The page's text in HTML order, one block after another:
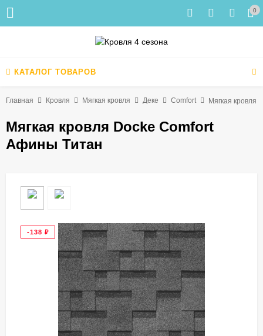
0
КАТАЛОГ ТОВАРОВ
Главная Кровля Мягкая кровля Деке Comfort Мягкая кровля
Мягкая кровля Docke Сomfort
Афины Титан
-138 ₽